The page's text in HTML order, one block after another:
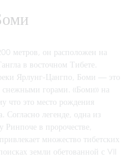
метров, он расположен на
в восточном Тибете.
Ярлунг-Цангпо, Боми — это
горами. «Боми» на
что это место рождения
Согласно легенде, одна из
в пророчестве,
множество тибетских
земли обетованной с VII